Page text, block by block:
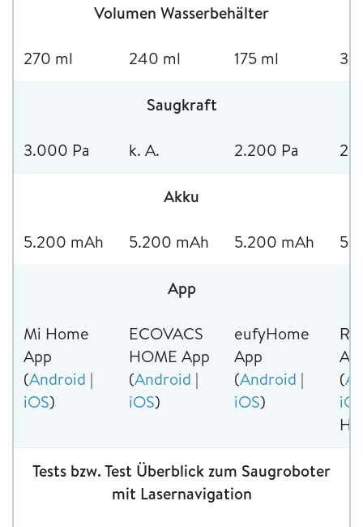
Volumen Wasserbehälter
270 ml 240 ml 175 ml
Saugkraft
3.000 Pa k. A. 2.200 Pa
Akku
5.200 mAh 5.200 mAh 5.200 mAh
App
Mi Home
App
(Android |
iOS)
ECOVACS
HOME App
(Android |
iOS)
eufyHome
App
(Android |
iOS)
(
Tests bzw. Test Überblick zum Saugroboter
mit Lasernavigation